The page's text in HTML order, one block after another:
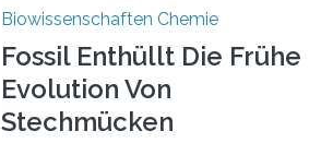
Biowissenschaften Chemie
Fossil Enthüllt Die Frühe
Evolution Von
Stechmücken